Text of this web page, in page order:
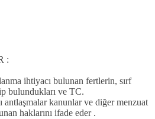
:
ihtiyacı bulunan fertlerin, sırf
bulundukları ve TC.
antlaşmalar kanunlar ve diğer menzuat
haklarını ifade eder .